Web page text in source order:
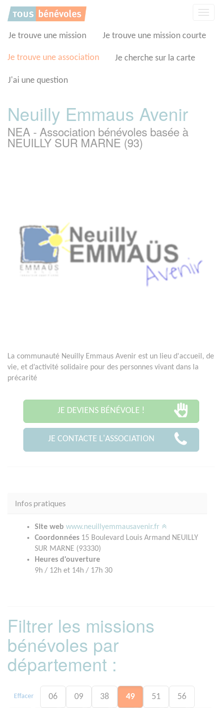
Je trouve une mission Je trouve une mission courte
Je trouve une association Je cherche sur la carte
J'ai une question
Neuilly Emmaus Avenir
NEA - Association bénévoles basée à
NEUILLY SUR MARNE (93)
La communauté Neuilly Emmaus Avenir est un lieu d'accueil, de
vie, et d’activité solidaire pour des personnes vivant dans la
précarité
JE DEVIENS BÉNÉVOLE !
JE CONTACTE L'ASSOCIATION
Infos pratiques
Site web www.neuillyemmausavenir.fr
Coordonnées 15 Boulevard Louis Armand NEUILLY
SUR MARNE (93330)
Heures d'ouverture
9h / 12h et 14h / 17h 30
Filtrer les missions
bénévoles par
département :
Effacer 06 09 38 49 51 56
Panneau de gestion des cookies